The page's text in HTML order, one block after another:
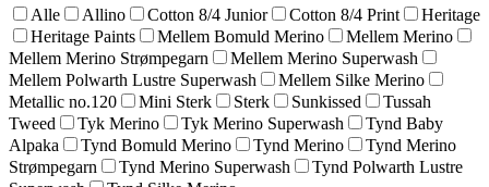
Alle Allino Cotton 8/4 Junior Cotton 8/4 Print
Heritage
Heritage Paints
Mellem Bomuld Merino
Mellem Merino
Mellem Merino Strømpegarn
Mellem Merino Superwash
Mellem Polwarth Lustre Superwash
Mellem Silke Merino
Metallic no.120
Mini Sterk Sterk Sunkissed
Tussah
Tweed
Tyk Merino Tyk Merino Superwash
Tynd Baby
Alpaka
Tynd Bomuld Merino Tynd Merino
Tynd Merino
Strømpegarn
Tynd Merino Superwash
Tynd Polwarth Lustre